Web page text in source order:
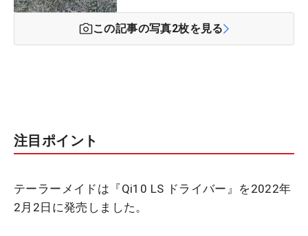
この記事の写真2枚を見る
注目ポイント
テーラーメイドは『Qi10 LS ドライバー』を2022年
2月2日に発売しました。